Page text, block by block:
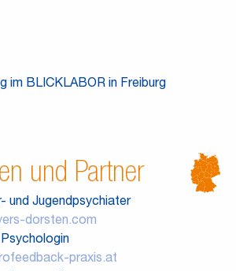
im BLICKLABOR in Freiburg
und Partner
und Jugendpsychiater
dorsten.com
praxis.at